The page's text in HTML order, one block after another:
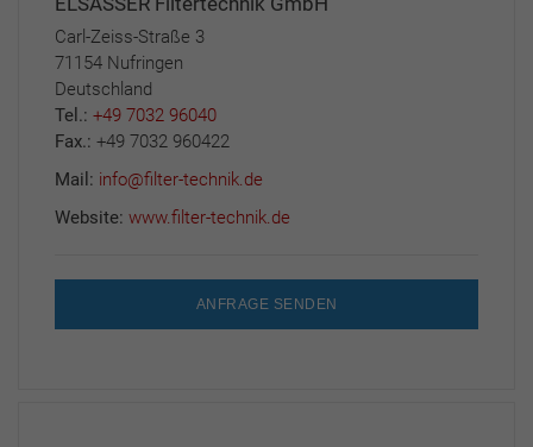
Carl-Zeiss-Straße 3
71154 Nufringen
Deutschland
Tel.: +49 7032 96040
Fax.: +49 7032 960422
Mail: info@filter-technik.de
Website: www.filter-technik.de
ANFRAGE SENDEN